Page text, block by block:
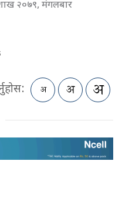
२०७९, मंगलबार